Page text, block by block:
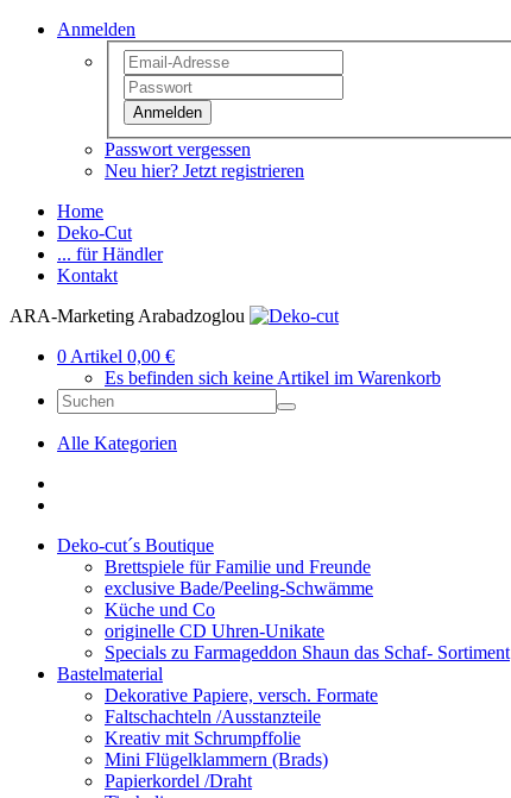
Anmelden
Anmelden
Passwort vergessen
Neu hier? Jetzt registrieren
Home
Deko-Cut
... für Händler
Kontakt
ARA-Marketing Arabadzoglou
0 Artikel 0,00 €
Es befinden sich keine Artikel im Warenkorb
Alle Kategorien
Deko-cut´s Boutique
Brettspiele für Familie und Freunde
exclusive Bade/Peeling-Schwämme
Küche und Co
originelle CD Uhren-Unikate
Specials zu Farmageddon Shaun das Schaf- Sortiment
Bastelmaterial
Dekorative Papiere, versch. Formate
Faltschachteln /Ausstanzteile
Kreativ mit Schrumpffolie
Mini Flügelklammern (Brads)
Papierkordel /Draht